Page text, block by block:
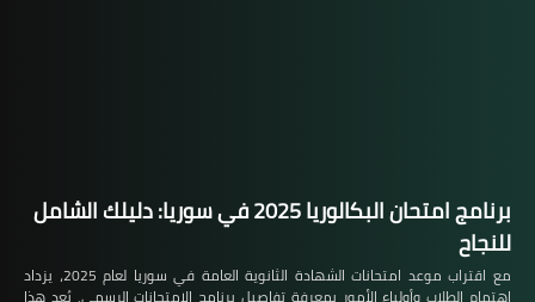
برنامج امتحان البكالوريا 2025 في سوريا: دليلك الشامل
للنجاح
مع اقتراب موعد امتحانات الشهادة الثانوية العامة في سوريا لعام 2025، يزداد
اهتمام الطلاب وأولياء الأمور بمعرفة تفاصيل برنامج الامتحانات الرسمي. يُعد هذا